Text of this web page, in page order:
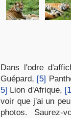
Dans l'odre
Guépard, [5]
5] Lion d'Afrique,
voir que j'ai un
photos. Saurez-